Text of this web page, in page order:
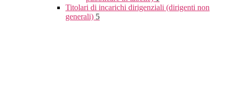
Titolari di incarichi dirigenziali (dirigenti non
generali) 5